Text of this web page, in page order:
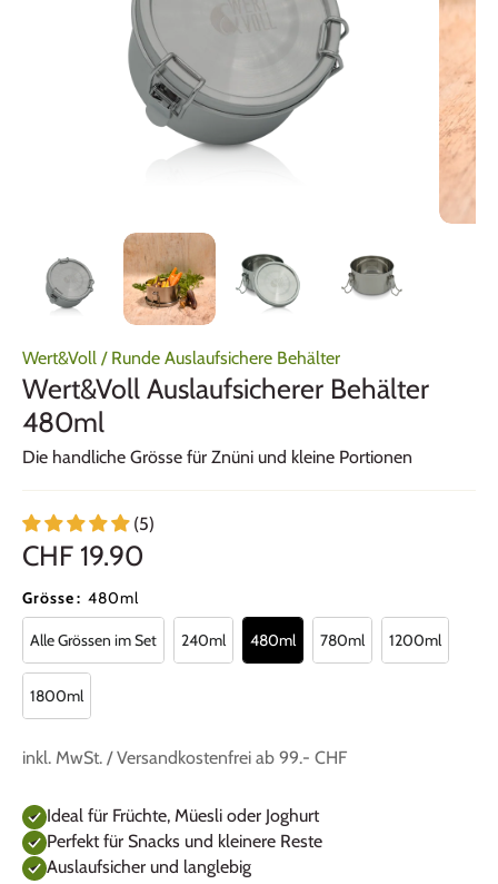
Wert&Voll / Runde Auslaufsichere Behälter
Wert&Voll Auslaufsicherer Behälter
480ml
Die handliche Grösse für Znüni und kleine Portionen
(5)
CHF 19.90
Grösse: 480ml
Alle Grössen im Set 240ml 480ml 780ml 1200ml
1800ml
inkl. MwSt. / Versandkostenfrei ab 99.- CHF
Ideal für Früchte, Müesli oder Joghurt
Perfekt für Snacks und kleinere Reste
Auslaufsicher und langlebig